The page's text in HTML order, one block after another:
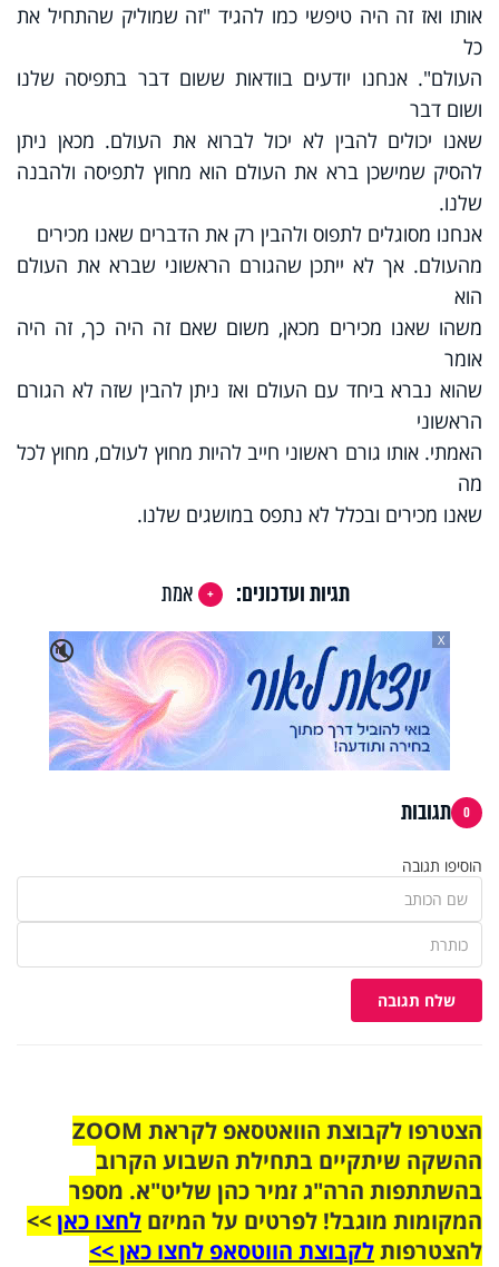
אותו ואז זה היה טיפשי כמו להגיד "זה שמוליק שהתחיל את
כל
העולם". אנחנו יודעים בוודאות ששום דבר בתפיסה שלנו
ושום דבר
שאנו יכולים להבין לא יכול לברוא את העולם. מכאן ניתן
להסיק שמישכן ברא את העולם הוא מחוץ לתפיסה ולהבנה
שלנו.
אנחנו מסוגלים לתפוס ולהבין רק את הדברים שאנו מכירים
מהעולם. אך לא ייתכן שהגורם הראשוני שברא את העולם
הוא
משהו שאנו מכירים מכאן, משום שאם זה היה כך, זה היה
אומר
שהוא נברא ביחד עם העולם ואז ניתן להבין שזה לא הגורם
הראשוני
האמתי. אותו גורם ראשוני חייב להיות מחוץ לעולם, מחוץ לכל
מה
שאנו מכירים ובכלל לא נתפס במושגים שלנו.
תגיות ועדכונים:
אמת
🔇
X
0 תגובות
הוסיפו תגובה
שלח תגובה
הצטרפו לקבוצת הוואטסאפ לקראת ZOOM
ההשקה שיתקיים בתחילת השבוע הקרוב
בהשתתפות הרה"ג זמיר כהן שליט"א. מספר
המקומות מוגבל! לפרטים על המיזם לחצו כאן>>
להצטרפותלקבוצת הווטסאפ לחצו כאן >>